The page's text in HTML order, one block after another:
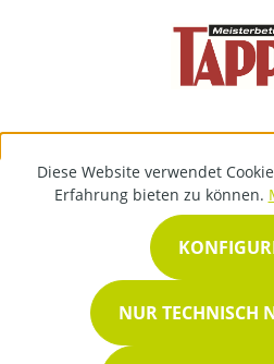
Diese Website verwendet
Erfahrung bieten zu können.
NUR TECHNISCH